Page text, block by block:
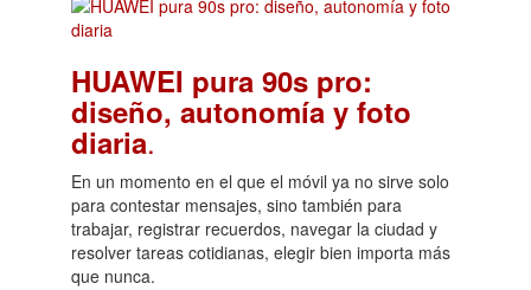
HUAWEI pura 90s pro:
diseño, autonomía y foto
diaria.
En un momento en el que el móvil ya no sirve solo
para contestar mensajes, sino también para
trabajar, registrar recuerdos, navegar la ciudad y
resolver tareas cotidianas, elegir bien importa más
que nunca.